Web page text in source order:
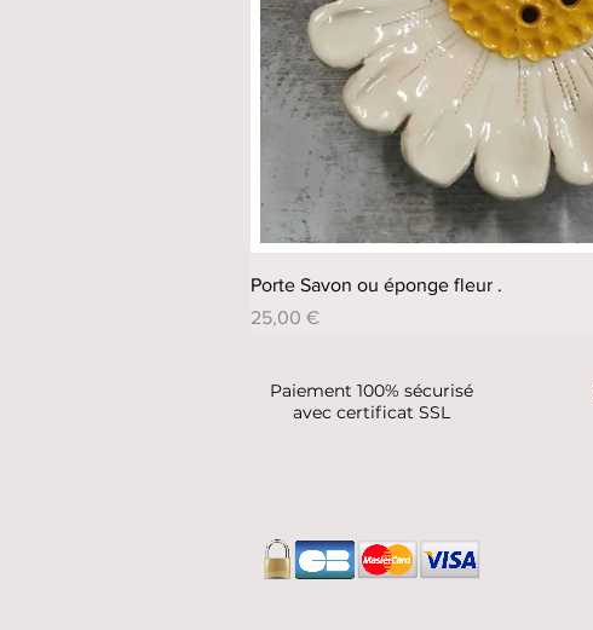
Porte Savon ou éponge fleur .
Prix
25,00 €
Paiement 100% sécurisé
avec certificat SSL